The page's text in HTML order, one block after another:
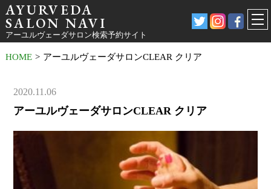
AYURVEDA
SALON NAVI
アーユルヴェーダサロン検索予約サイト
HOME > アーユルヴェーダサロンCLEAR クリア
2020.11.06
アーユルヴェーダサロンCLEAR クリア